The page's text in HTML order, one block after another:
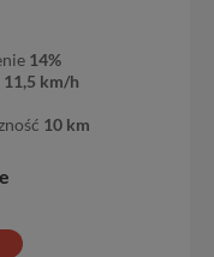
14%
11,5 km/h
10 km